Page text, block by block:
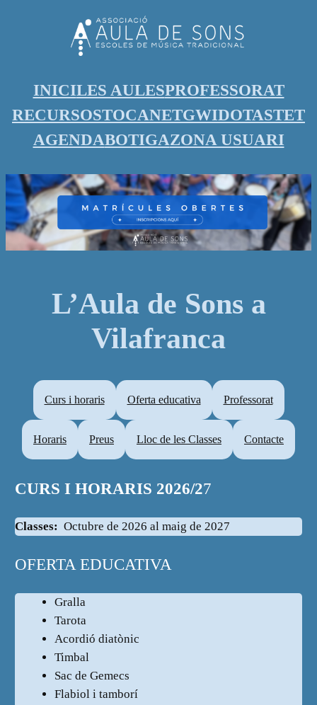
INICILES AULESPROFESSORAT
RECURSOSTOCANETGWIDOTASTET
AGENDABOTIGAZONA USUARI
L’Aula de Sons a
Vilafranca
Curs i horaris Oferta educativa Professorat
Horaris Preus Lloc de les Classes Contacte
CURS I HORARIS 2026/27
Classes: Octubre de 2026 al maig de 2027
OFERTA EDUCATIVA
Gralla
Tarota
Acordió diatònic
Timbal
Sac de Gemecs
Flabiol i tamborí